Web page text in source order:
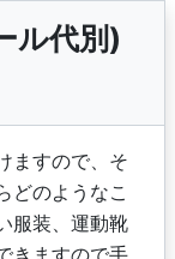
ル代別)
ますので、そ
どのようなこ
服装、運動靴
きますので手